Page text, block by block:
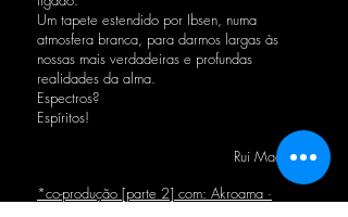
Um tapete estendido por Ibsen, numa
atmosfera branca, para darmos largas às
nossas mais verdadeiras e profundas
realidades da alma.
Espectros?
Espíritos!
Rui Madeira
*co-produção [parte 2] com: Akroama ·